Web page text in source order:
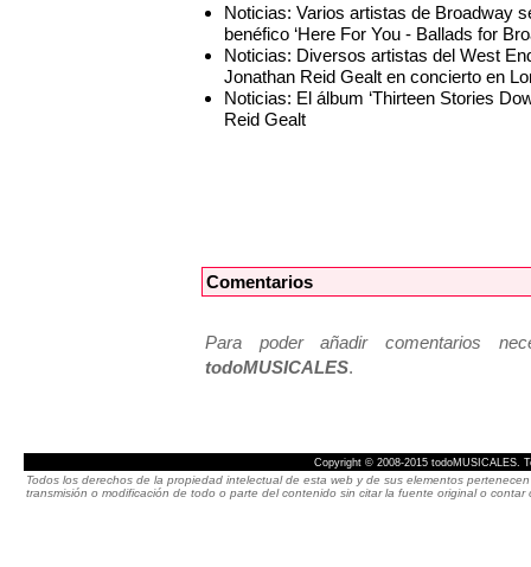
Noticias: Varios artistas de Broadway
benéfico ‘Here For You - Ballads for
Noticias: Diversos artistas del West
Jonathan Reid Gealt en concierto en
Noticias: El álbum ‘Thirteen Stories
Reid Gealt
Comentarios
Para poder añadir comentarios
todoMUSICALES.
Copyright © 2008-2015 todoMUSICALES.
Todos los derechos de la propiedad intelectual de esta web y de sus elementos
transmisión o modificación de todo o parte del contenido sin citar la fuente original o